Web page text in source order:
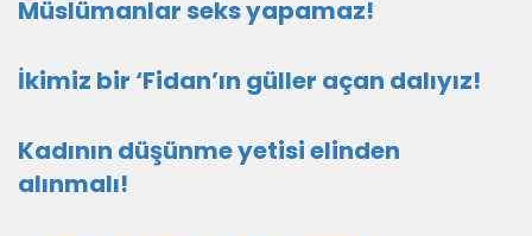
Müslümanlar seks yapamaz!
İkimiz bir ‘Fidan’ın güller açan dalıyız!
Kadının düşünme yetisi elinden
alınmalı!